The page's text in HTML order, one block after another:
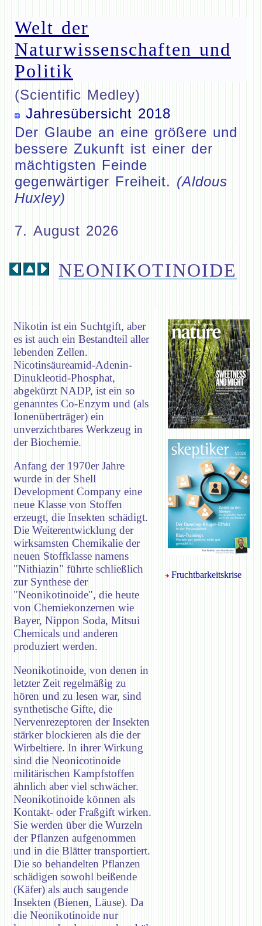
Welt der
Naturwissenschaften und
Politik
(Scientific Medley)
Jahresübersicht 2018
Der Glaube an eine größere und
bessere Zukunft ist einer der
mächtigsten Feinde
gegenwärtiger Freiheit. (Aldous
Huxley)
7. August 2026
NEONIKOTINOIDE
Nikotin ist ein Suchtgift, aber
es ist auch ein Bestandteil aller
lebenden Zellen.
Nicotinsäureamid-Adenin-
Dinukleotid-Phosphat,
abgekürzt NADP, ist ein so
genanntes Co-Enzym und (als
Ionenüberträger) ein
unverzichtbares Werkzeug in
der Biochemie.
Anfang der 1970er Jahre
wurde in der Shell
Development Company eine
neue Klasse von Stoffen
erzeugt, die Insekten schädigt.
Die Weiterentwicklung der
wirksamsten Chemikalie der
neuen Stoffklasse namens
"Nithiazin" führte schließlich
zur Synthese der
"Neonikotinoide", die heute
von Chemiekonzernen wie
Bayer, Nippon Soda, Mitsui
Chemicals und anderen
produziert werden.
Neonikotinoide, von denen in
letzter Zeit regelmäßig zu
hören und zu lesen war, sind
synthetische Gifte, die
Nervenrezeptoren der Insekten
stärker blockieren als die der
Wirbeltiere. In ihrer Wirkung
sind die Neonicotinoide
militärischen Kampfstoffen
ähnlich aber viel schwächer.
Neonikotinoide können als
Kontakt- oder Fraßgift wirken.
Sie werden über die Wurzeln
der Pflanzen aufgenommen
und in die Blätter transportiert.
Die so behandelten Pflanzen
schädigen sowohl beißende
(Käfer) als auch saugende
Insekten (Bienen, Läuse). Da
die Neonikotinoide nur
Fruchtbarkeitskrise